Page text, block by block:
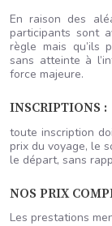
En raison des
participants sont
règle mais qu’ils
sans atteinte à
force majeure.
INSCRIPTIONS :
toute inscription
prix du voyage, le
le départ, sans
NOS PRIX
Les prestations